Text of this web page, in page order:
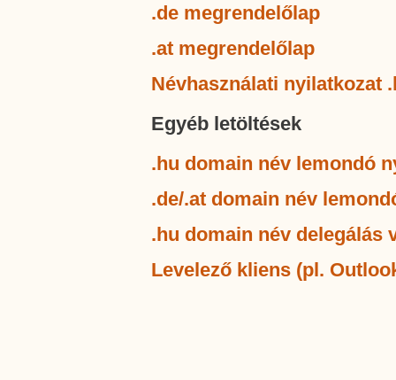
.de megrendelőlap
.at megrendelőlap
Névhasználati nyilatkozat
Egyéb letöltések
.hu domain név lemondó
.de/.at domain név
.hu domain név delegálás
Levelező kliens (pl.